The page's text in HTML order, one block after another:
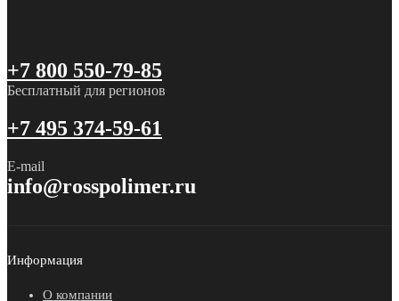
+7 800 550-79-85
Бесплатный для регионов
+7 495 374-59-61
E-mail
info@rosspolimer.ru
Информация
О компании